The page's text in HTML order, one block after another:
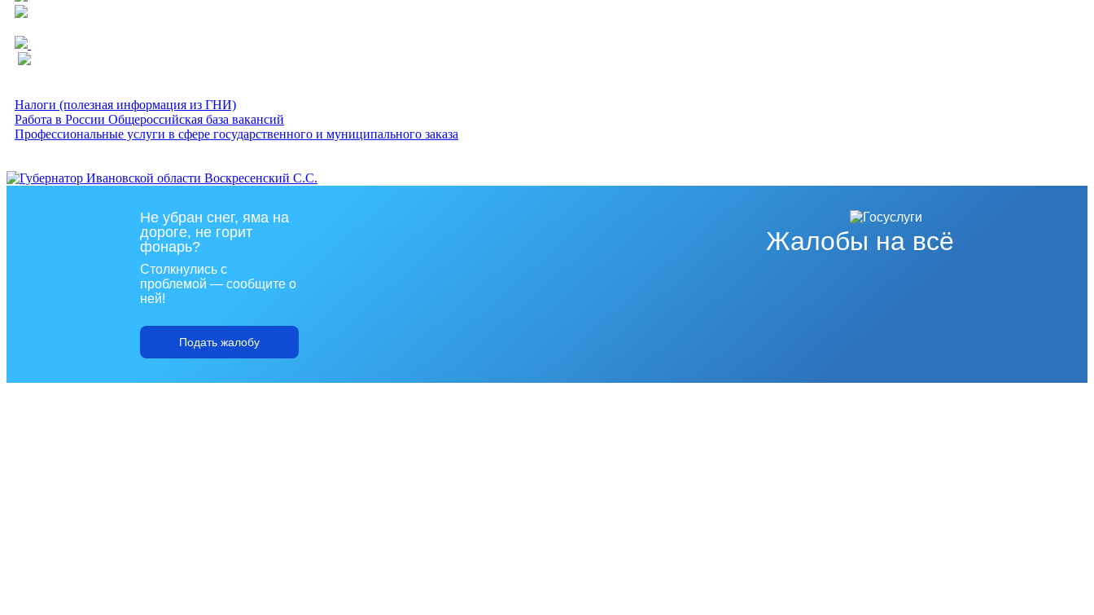
Налоги (полезная информация из ГНИ)
Работа в России Общероссийская база вакансий
Профессиональные услуги в сфере государственного и муниципального заказа
Жалобы на всё
Не убран снег, яма на
дороге, не горит
фонарь?
Столкнулись с
проблемой — сообщите о
ней!
Подать жалобу